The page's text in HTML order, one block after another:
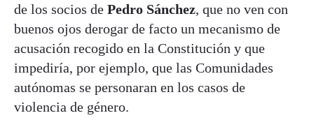
de los socios de Pedro Sánchez, que no ven con
buenos ojos derogar de facto un mecanismo de
acusación recogido en la Constitución y que
impediría, por ejemplo, que las Comunidades
autónomas se personaran en los casos de
violencia de género.